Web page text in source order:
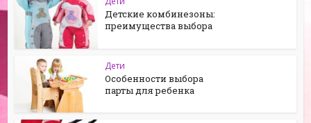
Детские комбинезоны:
преимущества выбора
Дети
Особенности выбора
парты для ребенка